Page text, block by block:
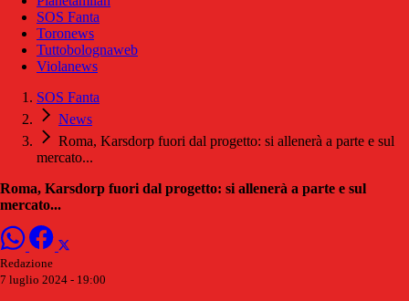
SOS Fanta
Toronews
Tuttobolognaweb
Violanews
SOS Fanta
News
Roma, Karsdorp fuori dal progetto: si allenerà a parte e sul
mercato...
Roma, Karsdorp fuori dal progetto: si allenerà a parte e sul
mercato...
Redazione
7 luglio 2024 - 19:00